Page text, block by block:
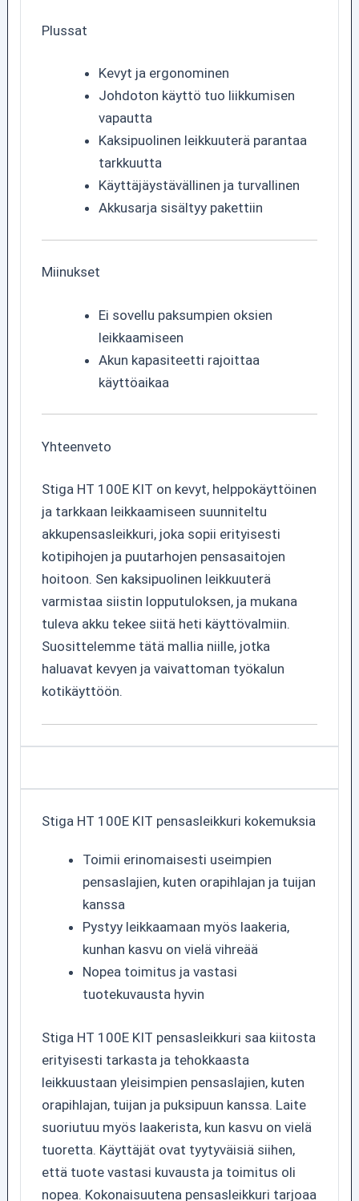
Plussat
Kevyt ja ergonominen
Johdoton käyttö tuo liikkumisen
vapautta
Kaksipuolinen leikkuuterä parantaa
tarkkuutta
Käyttäjäystävällinen ja turvallinen
Akkusarja sisältyy pakettiin
Miinukset
Ei sovellu paksumpien oksien
leikkaamiseen
Akun kapasiteetti rajoittaa
käyttöaikaa
Yhteenveto
Stiga HT 100E KIT on kevyt, helppokäyttöinen
ja tarkkaan leikkaamiseen suunniteltu
akkupensasleikkuri, joka sopii erityisesti
kotipihojen ja puutarhojen pensasaitojen
hoitoon. Sen kaksipuolinen leikkuuterä
varmistaa siistin lopputuloksen, ja mukana
tuleva akku tekee siitä heti käyttövalmiin.
Suosittelemme tätä mallia niille, jotka
haluavat kevyen ja vaivattoman työkalun
kotikäyttöön.
Stiga HT 100E KIT pensasleikkuri kokemuksia
Toimii erinomaisesti useimpien
pensaslajien, kuten orapihlajan ja tuijan
kanssa
Pystyy leikkaamaan myös laakeria,
kunhan kasvu on vielä vihreää
Nopea toimitus ja vastasi
tuotekuvausta hyvin
Stiga HT 100E KIT pensasleikkuri saa kiitosta
erityisesti tarkasta ja tehokkaasta
leikkuustaan yleisimpien pensaslajien, kuten
orapihlajan, tuijan ja puksipuun kanssa. Laite
suoriutuu myös laakerista, kun kasvu on vielä
tuoretta. Käyttäjät ovat tyytyväisiä siihen,
että tuote vastasi kuvausta ja toimitus oli
nopea. Kokonaisuutena pensasleikkuri tarjoaa